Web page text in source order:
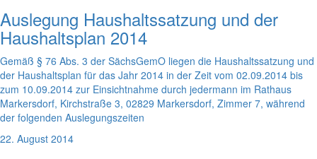
Auslegung Haushaltssatzung und der
Haushaltsplan 2014
Gemäß § 76 Abs. 3 der SächsGemO liegen die Haushaltssatzung und
der Haushaltsplan für das Jahr 2014 in der Zeit vom 02.09.2014 bis
zum 10.09.2014 zur Einsichtnahme durch jedermann im Rathaus
Markersdorf, Kirchstraße 3, 02829 Markersdorf, Zimmer 7, während
der folgenden Auslegungszeiten
22. August 2014